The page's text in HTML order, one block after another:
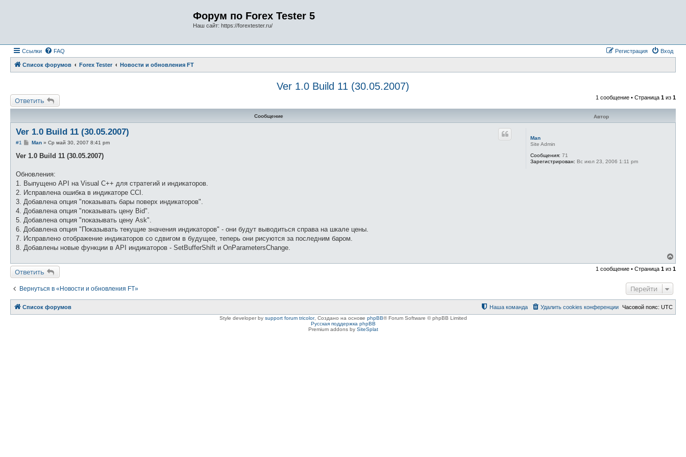
Форум по Forex Tester 5
Наш сайт: https://forextester.ru/
Ссылки FAQ Вход
Регистрация
Список форумов Forex Tester Новости и обновления FT
Ver 1.0 Build 11 (30.05.2007)
Ответить 1 сообщение • Страница 1 из 1
Сообщение Автор
Man
Site Admin
Сообщения: 71
Зарегистрирован: Вс июл 23, 2006 1:11 pm
Ver 1.0 Build 11 (30.05.2007)
#1
С
о
е
и
е
Man» Ср май 30, 2007 8:41 pm
Ver 1.0 Build 11 (30.05.2007)
Обновления:
1. Выпущено API на Visual С++ для стратегий и индикаторов.
2. Исправлена ошибка в индикаторе CCI.
3. Добавлена опция "показывать бары поверх индикаторов".
4. Добавлена опция "показывать цену Bid".
5. Добавлена опция "показывать цену Ask".
6. Добавлена опция "Показывать текущие значения индикаторов" - они будут выводиться справа на шкале цены.
7. Исправлено отображение индикаторов со сдвигом в будущее, теперь они рисуются за последним баром.
8. Добавлены новые функции в API индикаторов - SetBufferShift и OnParametersChange.
е
р
ь
я
Ответить 1 сообщение • Страница 1 из 1
Вернуться в «Новости и обновления FT» Перейти
Список форумов Часовой пояс: UTC
Удалить cookies конференции
Наша команда
Style developer by support forum tricolor, Создано на основе phpBB® Forum Software © phpBB Limited
Русская поддержка phpBB
Premium addons by SiteSplat